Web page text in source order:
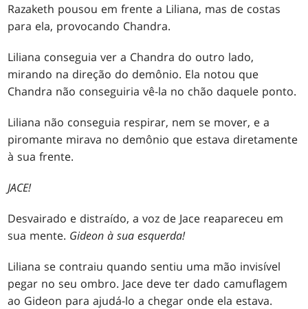
Razaketh pousou em frente a Liliana, mas de costas
para ela, provocando Chandra.
Liliana conseguia ver a Chandra do outro lado,
mirando na direção do demônio. Ela notou que
Chandra não conseguiria vê-la no chão daquele ponto.
Liliana não conseguia respirar, nem se mover, e a
piromante mirava no demônio que estava diretamente
à sua frente.
JACE!
Desvairado e distraído, a voz de Jace reapareceu em
sua mente. Gideon à sua esquerda!
Liliana se contraiu quando sentiu uma mão invisível
pegar no seu ombro. Jace deve ter dado camuflagem
ao Gideon para ajudá-lo a chegar onde ela estava.